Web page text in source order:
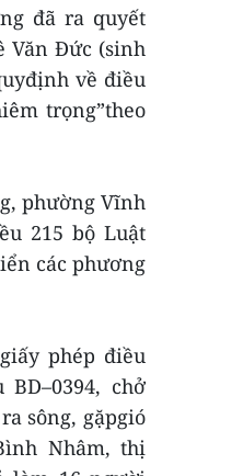
đã ra quyết
Văn Đức (sinh
về điều
trọng”theo
phường Vĩnh
215 bộ Luật
các phương
phép điều
chở
sông, gặpgió
Nhâm, thị